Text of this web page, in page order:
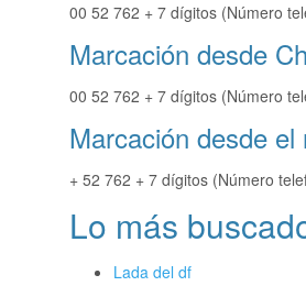
00 52 762 + 7 dígitos (Número
Marcación desde
00 52 762 + 7 dígitos (Número
Marcación desde
+ 52 762 + 7 dígitos (Número
Lo más
Lada del df